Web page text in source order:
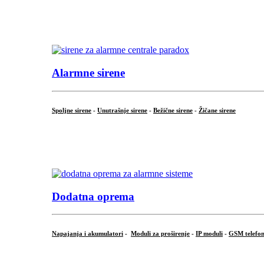
Alarmne sirene
Spoljne sirene - Unutrašnje sirene - Bežične sirene - Žičane sirene
Dodatna oprema
Napajanja i akumulatori - Moduli za proširenje - IP moduli - GSM